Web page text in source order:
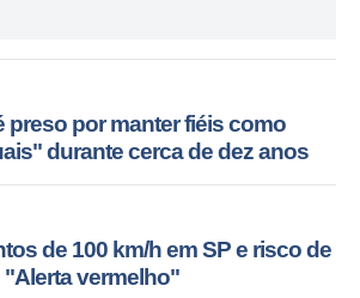
preso por manter fiéis como
durante cerca de dez anos
de 100 km/h em SP e risco de
vermelho"